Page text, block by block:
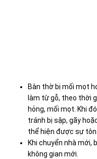
Bàn thờ bị mối mọt
làm từ gỗ, theo thời
hỏng, mối mọt. Khi
tránh bị sập, gãy
thể hiện được sự tôn
Khi chuyển nhà mới,
không gian mới.